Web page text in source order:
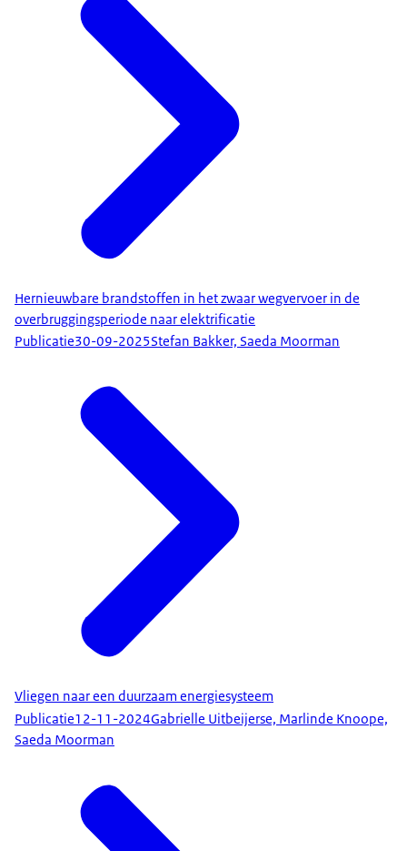
Hernieuwbare brandstoffen in het zwaar wegvervoer in de
overbruggingsperiode naar elektrificatie
Publicatie30-09-2025Stefan Bakker, Saeda Moorman
Vliegen naar een duurzaam energiesysteem
Publicatie12-11-2024Gabrielle Uitbeijerse, Marlinde Knoope,
Saeda Moorman